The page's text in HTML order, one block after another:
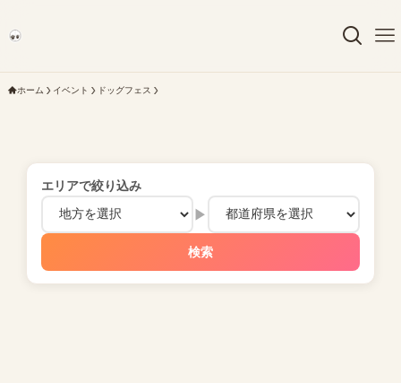
ホーム イベント ドッグフェス
エリアで絞り込み
▶
検索